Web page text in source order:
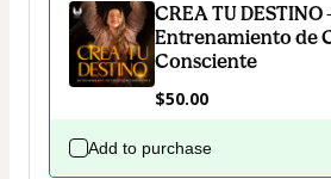
CREA TU DESTINO -
Entrenamiento de
Consciente
$50.00
Add to purchase